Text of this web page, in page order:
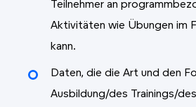
Teilnehmer an
Aktivitäten wie Übungen im
kann.
Daten, die die Art und den
Ausbildung/des Trainings/